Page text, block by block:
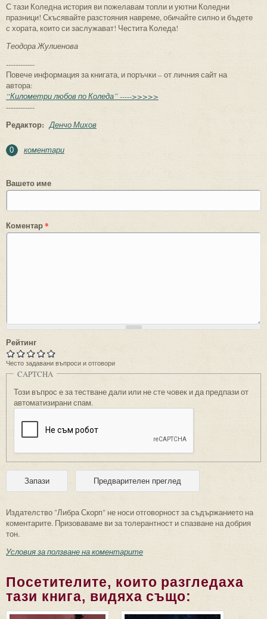
С тази Коледна история ви пожелавам топли и уютни Коледни
празници! Скъсявайте разстояния навреме, обичайте силно и бъдете
с хората, които си заслужават! Честита Коледа!
Теодора Жулиенова
------------
Повече информация за книгата, и поръчки – от личния сайт на
автора:
“Километри любов по Коледа” ----->>>>>
------------
Редактор: Денчо Михов
0 коментари
Вашето име
Коментар*
Рейтинг
Често задавани въпроси и отговори
CAPTCHA
Този въпрос е за тестване дали или не сте човек и да предпази от
автоматизирани спам.
Издателство "Либра Скорп" не носи отговорност за съдържанието на
коментарите. Призоваваме ви за толерантност и спазване на добрия
тон.
Условия за ползване на коментарите
Посетителите, които разгледаха
тази книга, видяха също: